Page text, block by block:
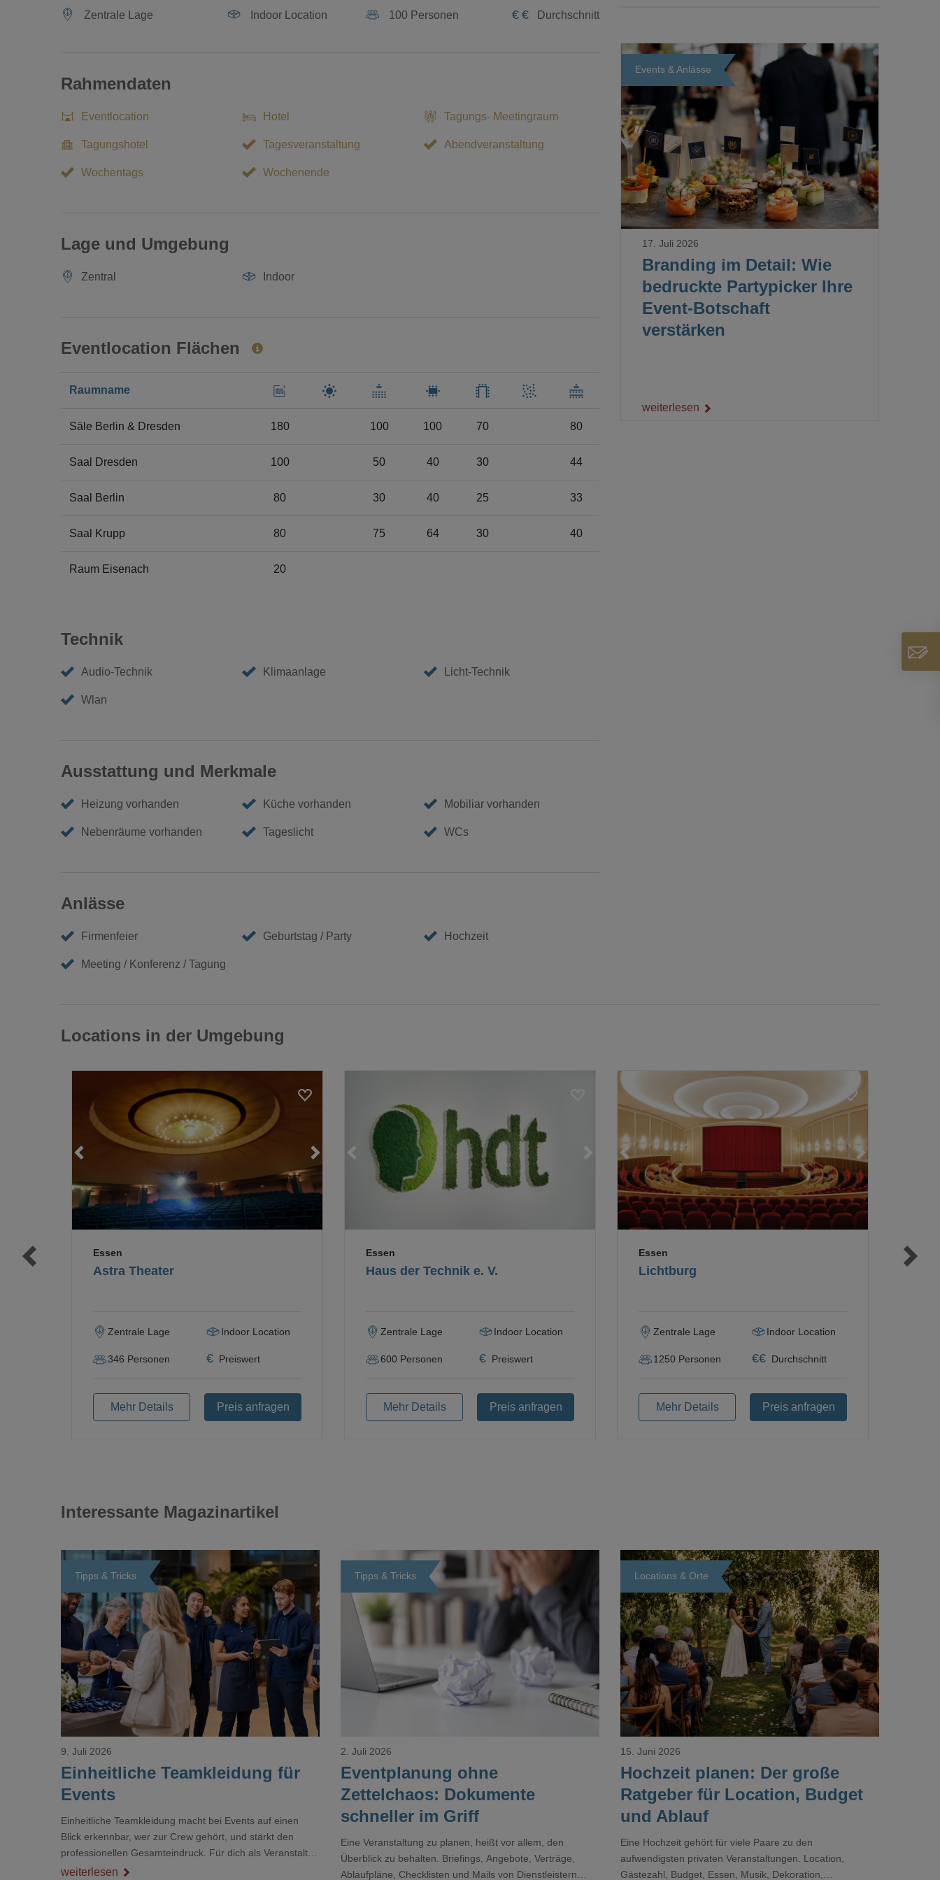
Zentrale Lage Indoor Location 100 Personen € € Durchschnitt
Rahmendaten
Eventlocation Hotel Tagungs- Meetingraum
Tagungshotel Tagesveranstaltung Abendveranstaltung
Wochentags Wochenende
Lage und Umgebung
Zentral Indoor
Eventlocation Flächen
Raumname
Säle Berlin & Dresden 180 100 100 70 80
Saal Dresden 100 50 40 30 44
Saal Berlin 80 30 40 25 33
Saal Krupp 80 75 64 30 40
Raum Eisenach 20
Technik
Audio-Technik Klimaanlage Licht-Technik
Wlan
Ausstattung und Merkmale
Heizung vorhanden Küche vorhanden Mobiliar vorhanden
Nebenräume vorhanden Tageslicht WCs
Anlässe
Firmenfeier Geburtstag / Party Hochzeit
Meeting / Konferenz / Tagung
Events & Anlässe
Loading...
Branding im Detail: Wie
bedruckte Partypicker Ihre
Event-Botschaft
verstärken
17. Juli 2026
weiterlesen
Locations in der Umgebung
Astra Theater
Essen
Zentrale Lage Indoor Location
346 Personen € Preiswert
Mehr Details Preis anfragen
Loading... Loading...
Haus der Technik e. V.
Essen
Zentrale Lage Indoor Location
600 Personen € Preiswert
Mehr Details Preis anfragen
Loading...
Lichtburg
Essen
Zentrale Lage Indoor Location
1250 Personen €€ Durchschnitt
Mehr Details Preis anfragen
Interessante Magazinartikel
Tipps & Tricks
Loading...
Einheitliche Teamkleidung für
Events
9. Juli 2026
Einheitliche Teamkleidung macht bei Events auf einen
Blick erkennbar, wer zur Crew gehört, und stärkt den
professionellen Gesamteindruck. Für dich als Veranstalter
ist das kein Nebenthema: Bei Textilien mit Stickerei oder
weiterlesen
Tipps & Tricks
Loading...
Eventplanung ohne
Zettelchaos: Dokumente
schneller im Griff
2. Juli 2026
Eine Veranstaltung zu planen, heißt vor allem, den
Überblick zu behalten. Briefings, Angebote, Verträge,
Ablaufpläne, Checklisten und Mails von Dienstleistern
Locations & Orte
Loading...
Hochzeit planen: Der große
Ratgeber für Location, Budget
und Ablauf
15. Juni 2026
Eine Hochzeit gehört für viele Paare zu den
aufwendigsten privaten Veranstaltungen. Location,
Gästezahl, Budget, Essen, Musik, Dekoration,